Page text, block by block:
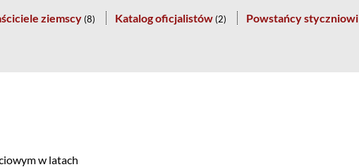
ziemscy (8) Katalog oficjalistów (2) Powstańcy styczniowi
w latach